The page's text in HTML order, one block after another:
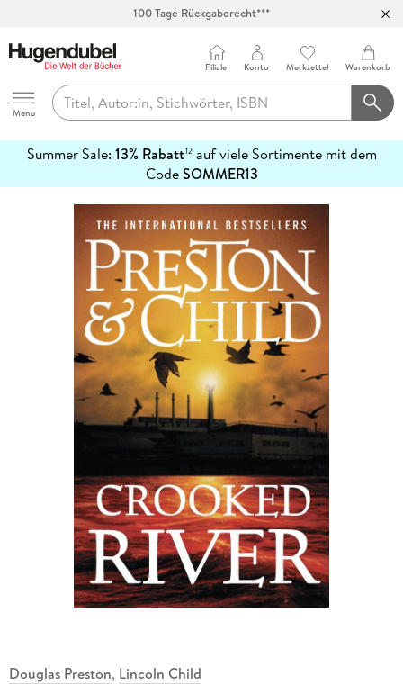
100 Tage Rückgaberecht***
Hugendubel
Menu
Filiale Konto Merkzettel Warenkorb
Summer Sale: 13% Rabatt12auf viele Sortimente mit dem
CodeSOMMER13
erfahren
Douglas Preston, Lincoln Child